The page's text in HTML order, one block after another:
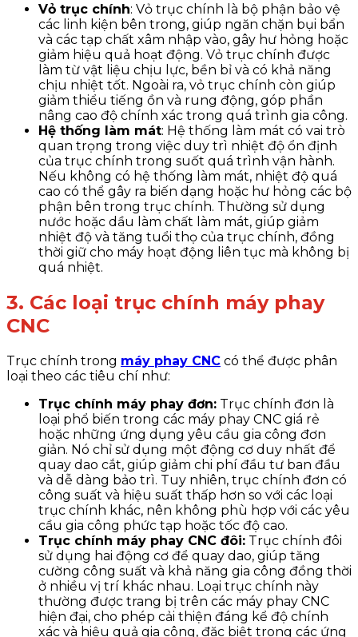
Vỏ trục chính: Vỏ trục chính là bộ phận bảo vệ
các linh kiện bên trong, giúp ngăn chặn bụi bẩn
và các tạp chất xâm nhập vào, gây hư hỏng hoặc
giảm hiệu quả hoạt động. Vỏ trục chính được
làm từ vật liệu chịu lực, bền bỉ và có khả năng
chịu nhiệt tốt. Ngoài ra, vỏ trục chính còn giúp
giảm thiểu tiếng ồn và rung động, góp phần
nâng cao độ chính xác trong quá trình gia công.
Hệ thống làm mát: Hệ thống làm mát có vai trò
quan trọng trong việc duy trì nhiệt độ ổn định
của trục chính trong suốt quá trình vận hành.
Nếu không có hệ thống làm mát, nhiệt độ quá
cao có thể gây ra biến dạng hoặc hư hỏng các bộ
phận bên trong trục chính. Thường sử dụng
nước hoặc dầu làm chất làm mát, giúp giảm
nhiệt độ và tăng tuổi thọ của trục chính, đồng
thời giữ cho máy hoạt động liên tục mà không bị
quá nhiệt.
3. Các loại trục chính máy phay
CNC
Trục chính trong máy phay CNC có thể được phân
loại theo các tiêu chí như:
Trục chính máy phay đơn: Trục chính đơn là
loại phổ biến trong các máy phay CNC giá rẻ
hoặc những ứng dụng yêu cầu gia công đơn
giản. Nó chỉ sử dụng một động cơ duy nhất để
quay dao cắt, giúp giảm chi phí đầu tư ban đầu
và dễ dàng bảo trì. Tuy nhiên, trục chính đơn có
công suất và hiệu suất thấp hơn so với các loại
trục chính khác, nên không phù hợp với các yêu
cầu gia công phức tạp hoặc tốc độ cao.
Trục chính máy phay CNC đôi: Trục chính đôi
sử dụng hai động cơ để quay dao, giúp tăng
cường công suất và khả năng gia công đồng thời
ở nhiều vị trí khác nhau. Loại trục chính này
thường được trang bị trên các máy phay CNC
hiện đại, cho phép cải thiện đáng kể độ chính
xác và hiệu quả gia công, đặc biệt trong các ứng